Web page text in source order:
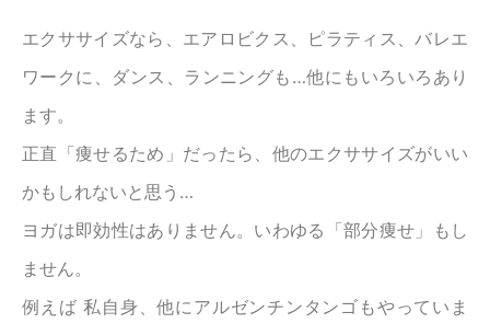
エクササイズなら、エアロビクス、ピラティス、バレエ
ワークに、ダンス、ランニングも…他にもいろいろあり
ます。
正直「痩せるため」だったら、他のエクササイズがいい
かもしれないと思う…
ヨガは即効性はありません。いわゆる「部分痩せ」もし
ません。
例えば 私自身、他にアルゼンチンタンゴもやっていま